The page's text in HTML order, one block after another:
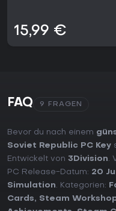
15,99 €
FAQ 9 FRAGEN
Bevor du nach einem
Soviet Republic PC Key
Entwickelt von 3Division.
PC Release-Datum: 20
Simulation. Kategorien:
Cards, Steam